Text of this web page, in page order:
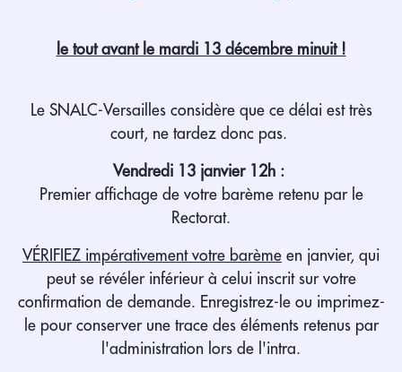
le tout avant le mardi 13 décembre minuit !
Le SNALC-Versailles considère que ce délai est très
court, ne tardez donc pas.
Vendredi 13 janvier 12h :
Premier affichage de votre barème retenu par le
Rectorat.
VÉRIFIEZ impérativement votre barème en janvier, qui
peut se révéler inférieur à celui inscrit sur votre
confirmation de demande. Enregistrez-le ou imprimez-
le pour conserver une trace des éléments retenus par
l'administration lors de l'intra.